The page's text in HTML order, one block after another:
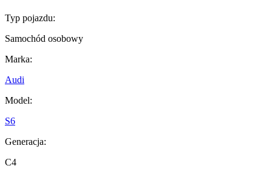
Typ pojazdu:
Samochód osobowy
Marka:
Audi
Model:
S6
Generacja:
C4